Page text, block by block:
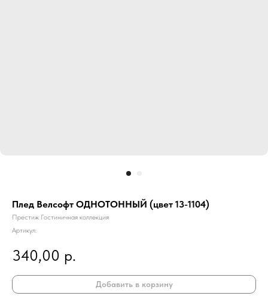
Плед Велсофт ОДНОТОННЫЙ (цвет 13-1104)
Престиж Гостиничная коллекция
Артикул:
340,00 р.
Добавить в корзину